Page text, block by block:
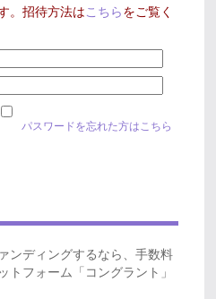
。招待方法は こちら をご覧く
パスワードを忘れた方はこちら
ンディングするなら、手数料
トフォーム「コングラント」